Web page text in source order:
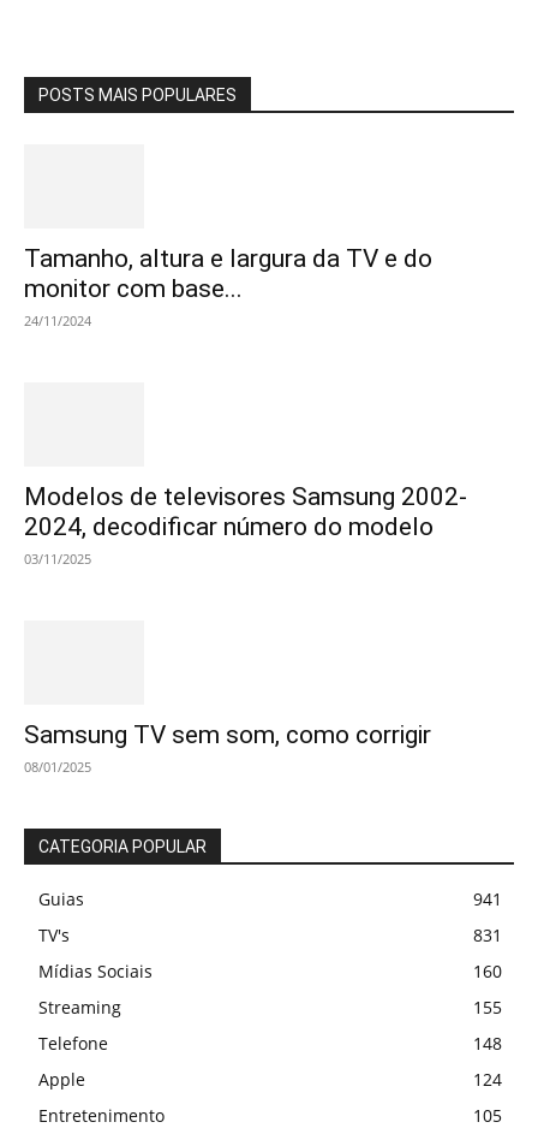
POSTS MAIS POPULARES
Tamanho, altura e largura da TV e do
monitor com base...
24/11/2024
Modelos de televisores Samsung 2002-
2024, decodificar número do modelo
03/11/2025
Samsung TV sem som, como corrigir
08/01/2025
CATEGORIA POPULAR
Guias
941
TV's
831
Mídias Sociais
160
Streaming
155
Telefone
148
Apple
124
Entretenimento
105